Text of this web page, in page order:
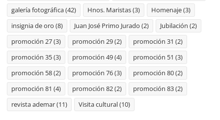
galería fotográfica(42) Hnos. Maristas(3) Homenaje(3)
insignia de oro (8) Juan José Primo Jurado (2) Jubilación (2)
promoción 27(3) promoción 29(2) promoción 31 (2)
promoción 35(3) promoción 49(4) promoción 51 (3)
promoción 58(2) promoción 76(3) promoción 80(2)
promoción 81 (4) promoción 82(2) promoción 83(2)
revista ademar(11) Visita cultural(10)